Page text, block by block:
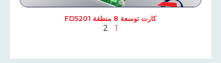
كارت توسعة 8 منطقة FD5201
1
2